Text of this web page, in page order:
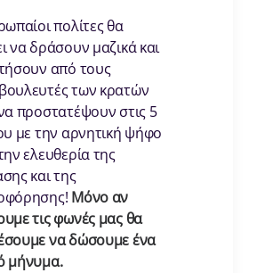
πολίτες θα
να δράσουν μαζικά και
από τους
των κρατών
προστατέψουν στις 5
με την αρνητική ψήφο
ελευθερία της
και της
Μόνο αν
τις φωνές μας θα
να δώσουμε ένα
μήνυμα.